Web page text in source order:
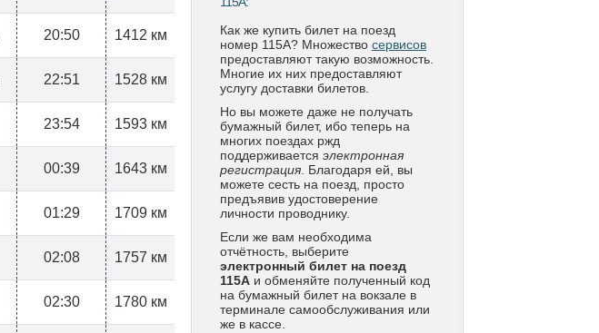
20:50 1412 км
22:51 1528 км
23:54 1593 км
00:39 1643 км
01:29 1709 км
02:08 1757 км
02:30 1780 км
Как же купить билет на поезд
номер 115А? Множество сервисов
предоставляют такую возможность.
Многие их них предоставляют
услугу доставки билетов.
Но вы можете даже не получать
бумажный билет, ибо теперь на
многих поездах ржд
поддерживается электронная
регистрация . Благодаря ей, вы
можете сесть на поезд, просто
предъявив удостоверение
личности проводнику.
Если же вам необходима
отчётность, выберите
электронный билет на поезд
115А и обменяйте полученный код
на бумажный билет на вокзале в
терминале самообслуживания или
же в кассе.